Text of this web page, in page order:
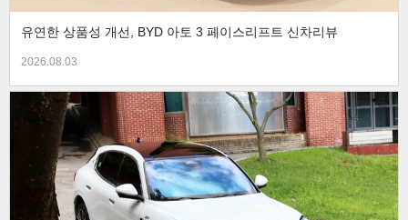
유연한 상품성 개선, BYD 아토 3 페이스리프트 신차리뷰
2026.08.03